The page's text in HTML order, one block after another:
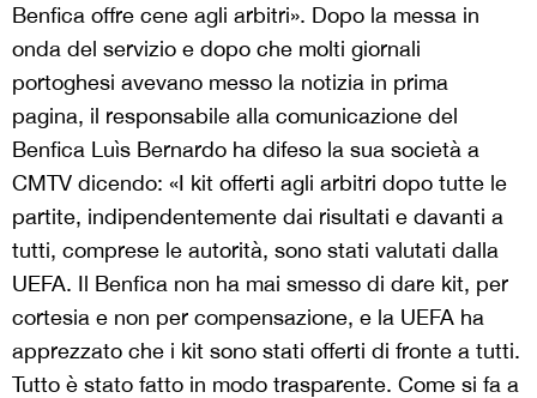
Benfica offre cene agli arbitri». Dopo la messa in
onda del servizio e dopo che molti giornali
portoghesi avevano messo la notizia in prima
pagina, il responsabile alla comunicazione del
Benfica Luìs Bernardo ha difeso la sua società a
CMTV dicendo: «I kit offerti agli arbitri dopo tutte le
partite, indipendentemente dai risultati e davanti a
tutti, comprese le autorità, sono stati valutati dalla
UEFA. Il Benfica non ha mai smesso di dare kit, per
cortesia e non per compensazione, e la UEFA ha
apprezzato che i kit sono stati offerti di fronte a tutti.
Tutto è stato fatto in modo trasparente. Come si fa a